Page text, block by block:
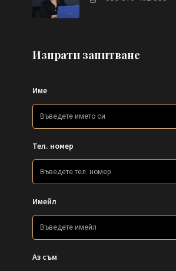
Изпрати запитване
Име
Тел. номер
Имейл
Аз съм